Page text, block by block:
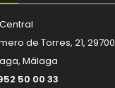
de Torres, 21, 29700
Málaga
50 00 33